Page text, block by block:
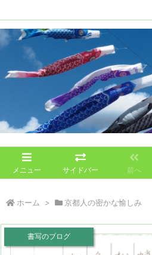
メニュー サイドバー 前へ
ホーム > 京都人の密かな愉しみ
書写のブログ